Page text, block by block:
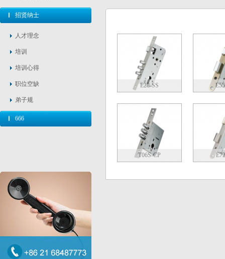
招贤纳士
人才理念
培训
培训心得
职位空缺
弟子规
666
E28-SS
T06S-CP